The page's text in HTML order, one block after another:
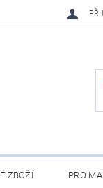
ZBOŽÍ PRO